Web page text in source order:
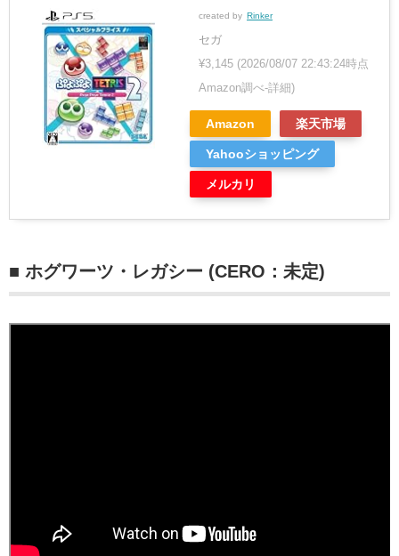
created by Rinker
セガ
¥3,145 (2026/08/07 22:43:24時点
Amazon調べ-詳細)
Amazon 楽天市場
Yahooショッピング
メルカリ
■ ホグワーツ・レガシー (CERO：未定)